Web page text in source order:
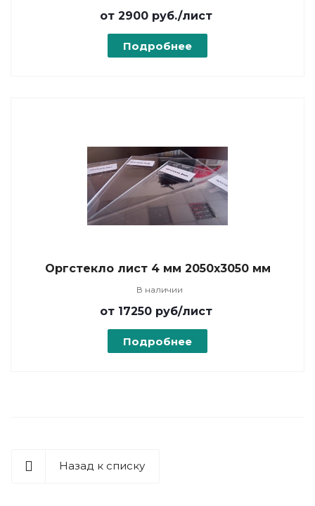
от 2900 руб./лист
Подробнее
Оргстекло лист 4 мм 2050х3050 мм
В наличии
от 17250 руб/лист
Подробнее
Назад к списку